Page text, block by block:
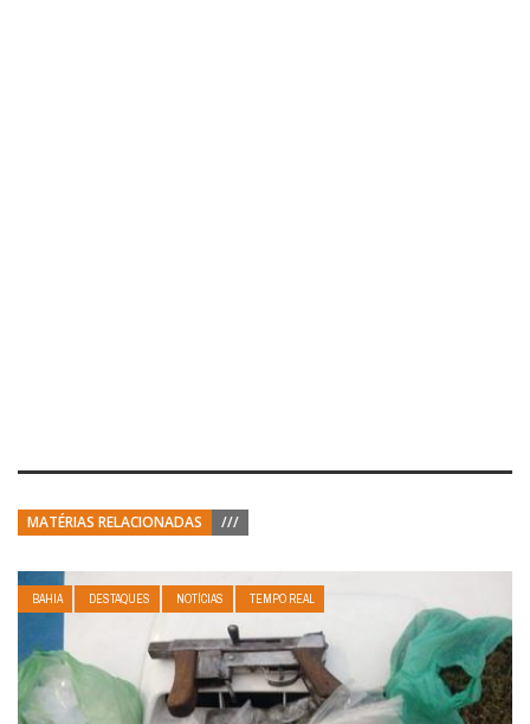
MATÉRIAS RELACIONADAS ///
BAHIA DESTAQUES NOTÍCIAS TEMPO REAL